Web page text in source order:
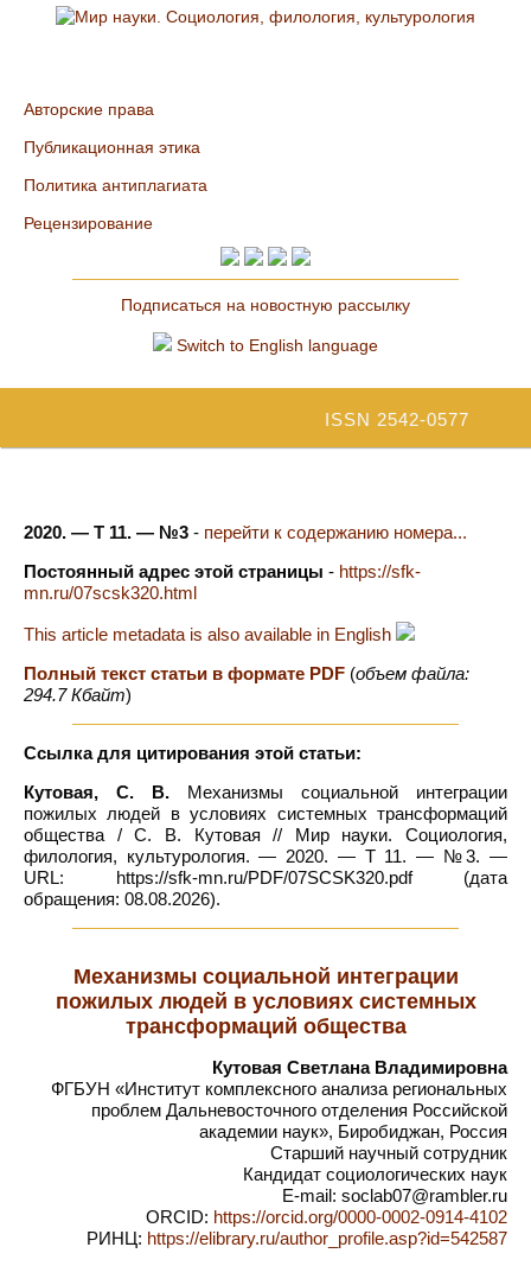
Авторские права
Публикационная этика
Политика антиплагиата
Рецензирование
Подписаться на новостную рассылку
Switch to English language
ISSN 2542-0577
2020. — Т 11. — №3 - перейти к содержанию номера...
Постоянный адрес этой страницы - https://sfk-
mn.ru/07scsk320.html
This article metadata is also available in English
Полный текст статьи в формате PDF (объем файла:
294.7 Кбайт)
Ссылка для цитирования этой статьи:
Кутовая, С. В. Механизмы социальной интеграции
пожилых людей в условиях системных трансформаций
общества / С. В. Кутовая // Мир науки. Социология,
филология, культурология. — 2020. — Т 11. — №3. —
URL: https://sfk-mn.ru/PDF/07SCSK320.pdf (дата
обращения: 08.08.2026).
Механизмы социальной интеграции
пожилых людей в условиях системных
трансформаций общества
Кутовая Светлана Владимировна
ФГБУН «Институт комплексного анализа региональных
проблем Дальневосточного отделения Российской
академии наук», Биробиджан, Россия
Старший научный сотрудник
Кандидат социологических наук
E-mail: soclab07@rambler.ru
ORCID: https://orcid.org/0000-0002-0914-4102
РИНЦ: https://elibrary.ru/author_profile.asp?id=542587